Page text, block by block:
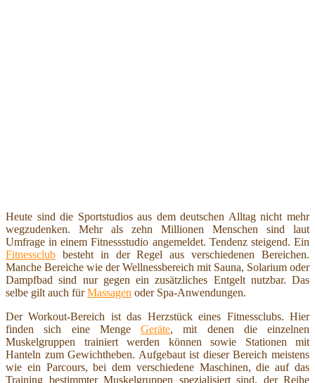
Heute sind die Sportstudios aus dem deutschen Alltag nicht mehr
wegzudenken. Mehr als zehn Millionen Menschen sind laut
Umfrage in einem Fitnessstudio angemeldet. Tendenz steigend. Ein
Fitnessclub besteht in der Regel aus verschiedenen Bereichen.
Manche Bereiche wie der Wellnessbereich mit Sauna, Solarium oder
Dampfbad sind nur gegen ein zusätzliches Entgelt nutzbar. Das
selbe gilt auch fürMassagen oder Spa-Anwendungen.
Der Workout-Bereich ist das Herzstück eines Fitnessclubs. Hier
finden sich eine Menge Geräte, mit denen die einzelnen
Muskelgruppen trainiert werden können sowie Stationen mit
Hanteln zum Gewichtheben. Aufgebaut ist dieser Bereich meistens
wie ein Parcours, bei dem verschiedene Maschinen, die auf das
Training bestimmter Muskelgruppen spezialisiert sind, der Reihe